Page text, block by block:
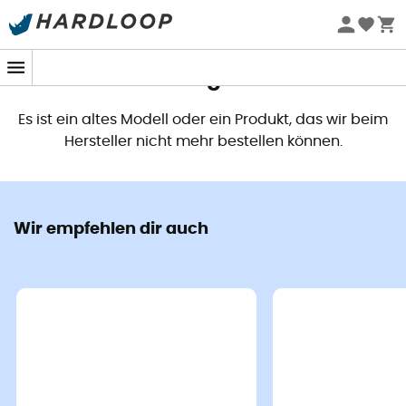
Dieses Produkt ist nicht mehr
Es ist ein altes Modell oder ein Produkt, das wir beim
Hersteller nicht mehr bestellen können.
Wir empfehlen dir auch